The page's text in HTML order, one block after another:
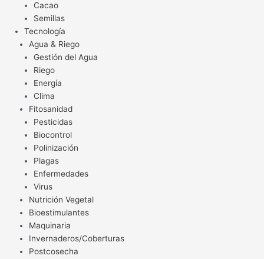
Cacao
Semillas
Tecnología
Agua & Riego
Gestión del Agua
Riego
Energía
Clima
Fitosanidad
Pesticidas
Biocontrol
Polinización
Plagas
Enfermedades
Virus
Nutrición Vegetal
Bioestimulantes
Maquinaria
Invernaderos/Coberturas
Postcosecha